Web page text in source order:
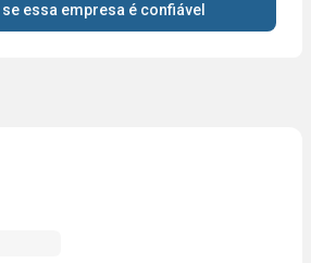
essa empresa é confiável